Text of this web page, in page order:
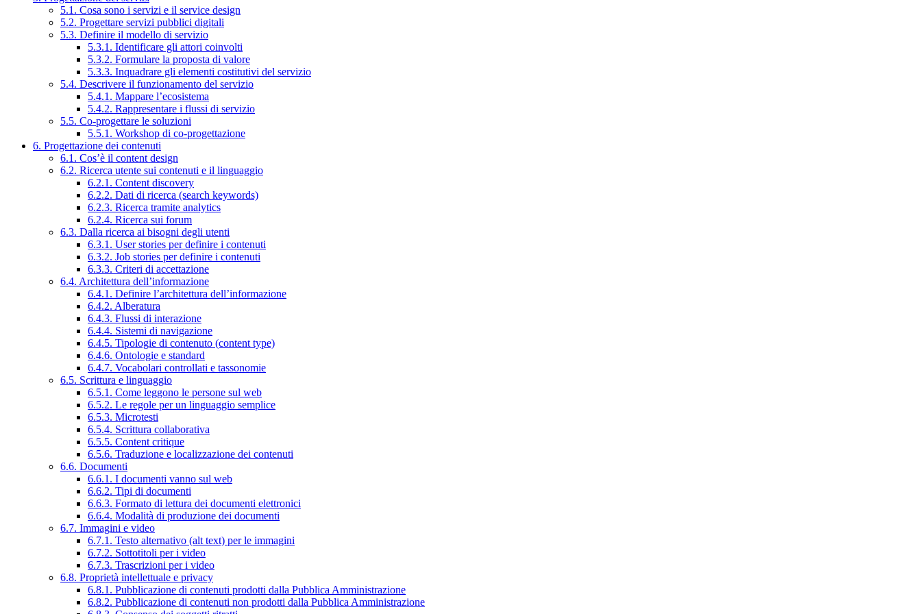
5.1. Cosa sono i servizi e il service design
5.2. Progettare servizi pubblici digitali
5.3. Definire il modello di servizio
5.3.1. Identificare gli attori coinvolti
5.3.2. Formulare la proposta di valore
5.3.3. Inquadrare gli elementi costitutivi del servizio
5.4. Descrivere il funzionamento del servizio
5.4.1. Mappare l’ecosistema
5.4.2. Rappresentare i flussi di servizio
5.5. Co-progettare le soluzioni
5.5.1. Workshop di co-progettazione
6. Progettazione dei contenuti
6.1. Cos’è il content design
6.2. Ricerca utente sui contenuti e il linguaggio
6.2.1. Content discovery
6.2.2. Dati di ricerca (search keywords)
6.2.3. Ricerca tramite analytics
6.2.4. Ricerca sui forum
6.3. Dalla ricerca ai bisogni degli utenti
6.3.1. User stories per definire i contenuti
6.3.2. Job stories per definire i contenuti
6.3.3. Criteri di accettazione
6.4. Architettura dell’informazione
6.4.1. Definire l’architettura dell’informazione
6.4.2. Alberatura
6.4.3. Flussi di interazione
6.4.4. Sistemi di navigazione
6.4.5. Tipologie di contenuto (content type)
6.4.6. Ontologie e standard
6.4.7. Vocabolari controllati e tassonomie
6.5. Scrittura e linguaggio
6.5.1. Come leggono le persone sul web
6.5.2. Le regole per un linguaggio semplice
6.5.3. Microtesti
6.5.4. Scrittura collaborativa
6.5.5. Content critique
6.5.6. Traduzione e localizzazione dei contenuti
6.6. Documenti
6.6.1. I documenti vanno sul web
6.6.2. Tipi di documenti
6.6.3. Formato di lettura dei documenti elettronici
6.6.4. Modalità di produzione dei documenti
6.7. Immagini e video
6.7.1. Testo alternativo (alt text) per le immagini
6.7.2. Sottotitoli per i video
6.7.3. Trascrizioni per i video
6.8. Proprietà intellettuale e privacy
6.8.1. Pubblicazione di contenuti prodotti dalla Pubblica Amministrazione
6.8.2. Pubblicazione di contenuti non prodotti dalla Pubblica Amministrazione